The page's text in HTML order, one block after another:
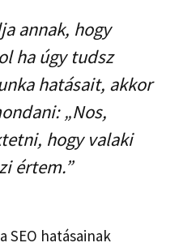
annak, hogy
ha úgy tudsz
hatásait, akkor
„Nos,
hogy valaki
értem.”
SEO hatásainak